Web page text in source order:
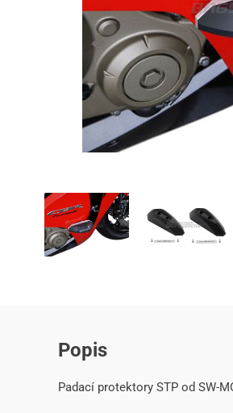
Popis
Padací protektory STP od SW-